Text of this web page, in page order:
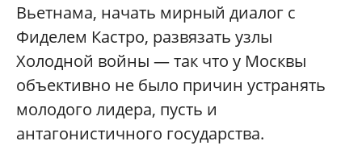
Вьетнама, начать мирный диалог с
Фиделем Кастро, развязать узлы
Холодной войны — так что у Москвы
объективно не было причин устранять
молодого лидера, пусть и
антагонистичного государства.